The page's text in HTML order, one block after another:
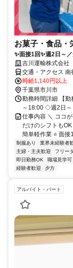
お菓子・食品・
✨面接1回✨週2日～
吉川運輸株式会
交通・アクセス 南
ク・自転車通勤OK
時給1,140円以上
千葉県市川市
勤務時間詳細 【
～18:00 ◇週2日
仕事内容 ＼ ココ
だけのシフトも
簡単軽作業 ⭐ 面接
制服あり 業界未経験者
主婦・主夫歓迎
フリー
即日勤務OK
職場見学可
経験者歓迎
夕方
アルバイト・パート